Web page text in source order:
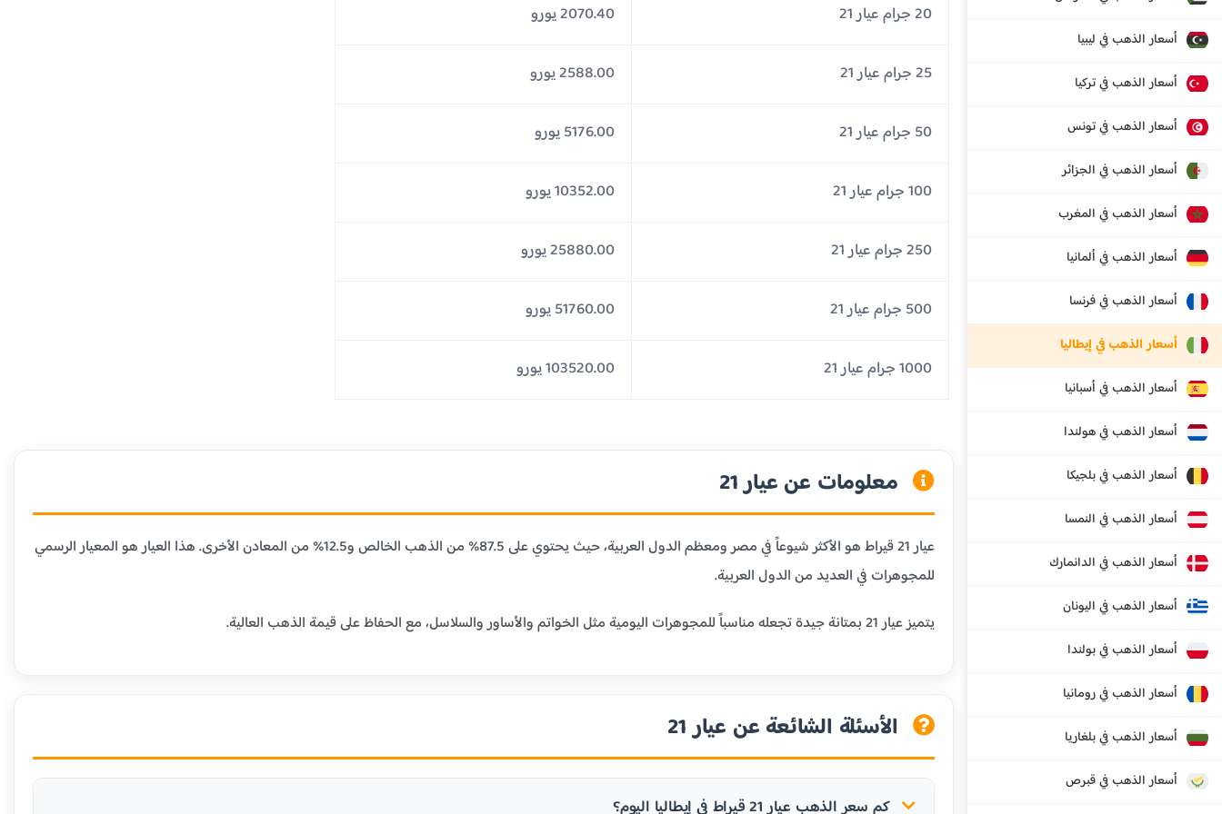
أسعار الذهب في ليبيا
أسعار الذهب في تركيا
أسعار الذهب في تونس
أسعار الذهب في الجزائر
أسعار الذهب في المغرب
أسعار الذهب في ألمانيا
أسعار الذهب في فرنسا
أسعار الذهب في إيطاليا
أسعار الذهب في أسبانيا
أسعار الذهب في هولندا
أسعار الذهب في بلجيكا
أسعار الذهب في النمسا
أسعار الذهب في الدانمارك
أسعار الذهب في اليونان
أسعار الذهب في بولندا
أسعار الذهب في رومانيا
أسعار الذهب في بلغاريا
أسعار الذهب في قبرص
20 جرام عيار 21 2070.40 يورو
25 جرام عيار 21 2588.00 يورو
50 جرام عيار 21 5176.00 يورو
100 جرام عيار 21 10352.00 يورو
250 جرام عيار 21 25880.00 يورو
500 جرام عيار 21 51760.00 يورو
1000 جرام عيار 21 103520.00 يورو
معلومات عن عيار 21
عيار 21 قيراط هو الأكثر شيوعاً في مصر ومعظم الدول العربية، حيث يحتوي على 87.5% من الذهب الخالص و12.5% من المعادن الأخرى. هذا العيار هو المعيار الرسمي
للمجوهرات في العديد من الدول العربية.
يتميز عيار 21 بمتانة جيدة تجعله مناسباً للمجوهرات اليومية مثل الخواتم والأساور والسلاسل، مع الحفاظ على قيمة الذهب العالية.
الأسئلة الشائعة عن عيار 21
كم سعر الذهب عيار 21 قيراط في إيطاليا اليوم؟